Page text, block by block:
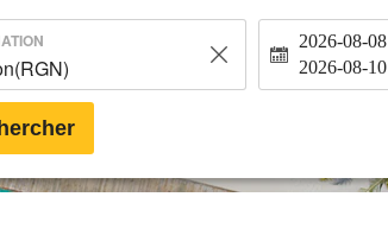
2026-08-08
2026-08-10